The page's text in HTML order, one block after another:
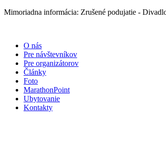
Preskočiť
Mimoriadna informácia: Zrušené podujatie -
O nás
Pre návštevníkov
Pre organizátorov
Články
Foto
MarathonPoint
Ubytovanie
Kontakty